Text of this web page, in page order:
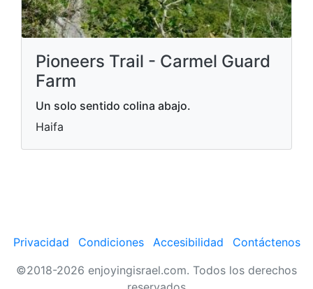
Pioneers Trail - Carmel Guard
Farm
Un solo sentido colina abajo.
Haifa
Privacidad Condiciones Accesibilidad
Contáctenos
©2018-2026 enjoyingisrael.com. Todos los derechos